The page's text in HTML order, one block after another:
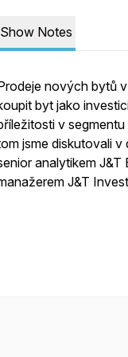
Show Notes
nových bytů
byt jako
v
jsme diskutovali v
analytikem
J&T